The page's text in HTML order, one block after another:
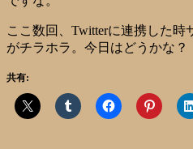
ここ数回、Twitterに連携した
がチラホラ。今日はどうかな？
共有: